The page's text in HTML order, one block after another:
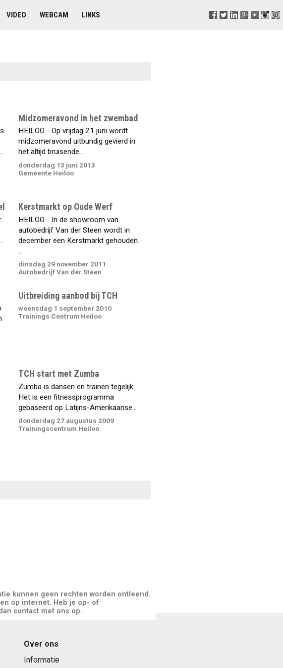
VIDEO WEBCAM LINKS
Midzomeravond in het zwembad
HEILOO - Op vrijdag 21 juni wordt
midzomeravond uitbundig gevierd in
het altijd bruisende...
donderdag 13 juni 2013
Gemeente Heiloo
Kerstmarkt op Oude Werf
HEILOO - In de showroom van
autobedrijf Van der Steen wordt in
december een Kerstmarkt gehouden.
dinsdag 29 november 2011
Autobedrijf Van der Steen
Uitbreiding aanbod bij TCH
woensdag 1 september 2010
Trainings Centrum Heiloo
TCH start met Zumba
Zumba is dansen en trainen tegelijk.
Het is een fitnessprogramma
gebaseerd op Latijns-Amerikaanse...
donderdag 27 augustus 2009
Trainingscentrum Heiloo
kunnen geen rechten worden ontleend.
op internet. Heb je op- of
contact met ons op.
Over ons
Informatie